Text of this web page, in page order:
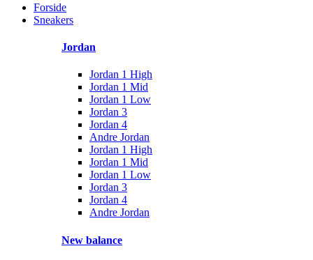
Forside
Sneakers
Jordan
Jordan 1 High
Jordan 1 Mid
Jordan 1 Low
Jordan 3
Jordan 4
Andre Jordan
Jordan 1 High
Jordan 1 Mid
Jordan 1 Low
Jordan 3
Jordan 4
Andre Jordan
New balance